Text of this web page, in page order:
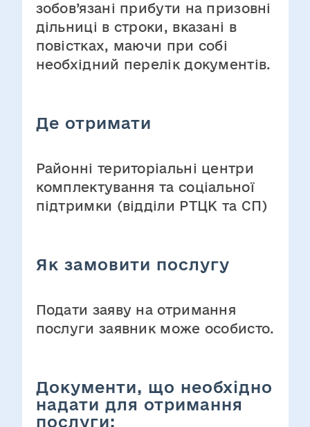
зобов’язані прибути на призовні
дільниці в строки, вказані в
повістках, маючи при собі
необхідний перелік документів.
Де отримати
Районні територіальні центри
комплектування та соціальної
підтримки (відділи РТЦК та СП)
Як замовити послугу
Подати заяву на отримання
послуги заявник може особисто.
Документи, що необхідно
надати для отримання
послуги: